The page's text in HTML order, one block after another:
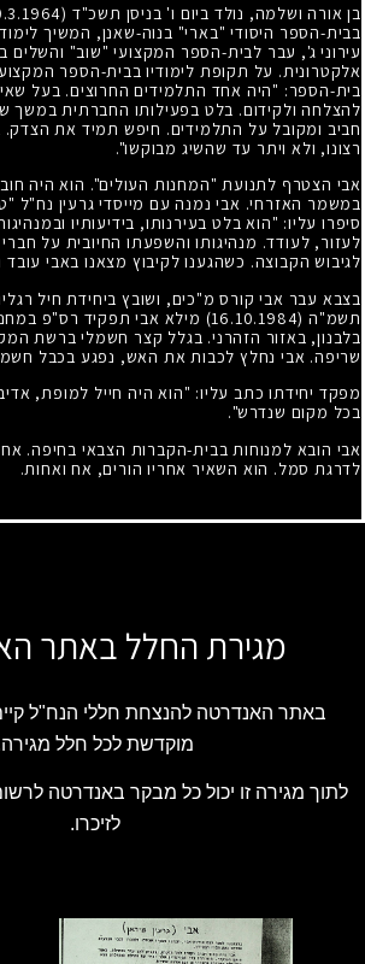
בן אורה ושלמה, נולד ביום ו' בניסן תשכ"ד (20.3.1964)
בבית-הספר היסודי "בארי" בנוה-שאנן, המשיך
עירוני ג', עבר לבית-הספר המקצועי "שוב" והשלים
אלקטרונית. על תקופת לימודיו בבית-הספר
בית-הספר: "היה אחד התלמידים החרוצים. בעל
להצלחה ולקידום. בלט בפעילותו החברתית במשך
חביב ומקובל על התלמידים. חיפש תמיד את
רצונו, ולא ויתר עד שהשיג מבוקשו".
אבי הצטרף לתנועת "המחנות העולים". הוא היה
במשמר האזרחי. אבי נמנה עם מייסדי גרעין נח"ל
סיפרו עליו: "הוא בלט בעירנותו, בידיעותיו
לעזור, לעודד. מנהיגותו והשפעתו החיובית על
לגיבוש הקבוצה. כשהגענו לקיבוץ מצאנו באבי
בצבא עבר אבי קורס מ"כים, ושובץ ביחידת חיל
תשמ"ה (16.10.1984)
מילא אבי תפקיד רס"פ
בלבנון, באזור הזהרני. בגלל קצר חשמלי ברשת
שריפה. אבי נחלץ לכבות את האש, נפגע בכבל
מפקד יחידתו כתב עליו: "הוא היה חייל למופת,
בכל מקום שנדרש".
אבי הובא למנוחות בבית-הקברות הצבאי בחיפה.
לדרגת סמל. הוא השאיר אחריו הורים, אח ואחות.
מגירת החלל באתר
באתר האנדרטה להנצחת חללי הנח"ל
מוקדשת לכל חלל
לתוך מגירה זו יכול כל מבקר באנדרטה
לזיכרו.